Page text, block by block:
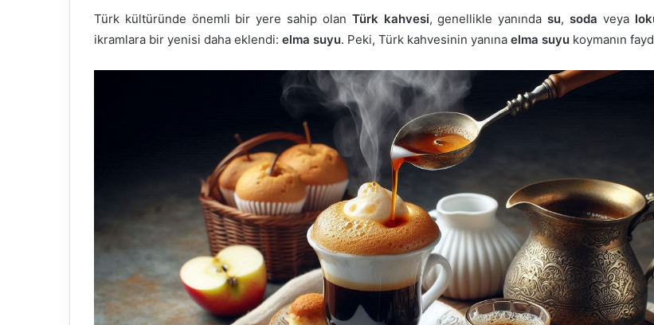
Türk kültüründe önemli bir yere sahip olan Türk kahvesi, genellikle yanındasu, soda veya
ikramlara bir yenisi daha eklendi: elma suyu. Peki, Türk kahvesinin yanına elma suyu koymanın